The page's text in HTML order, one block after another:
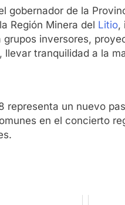
gobernador de la
Región Minera del Litio,
inversores,
tranquilidad a la
representa un nuevo
en el concierto